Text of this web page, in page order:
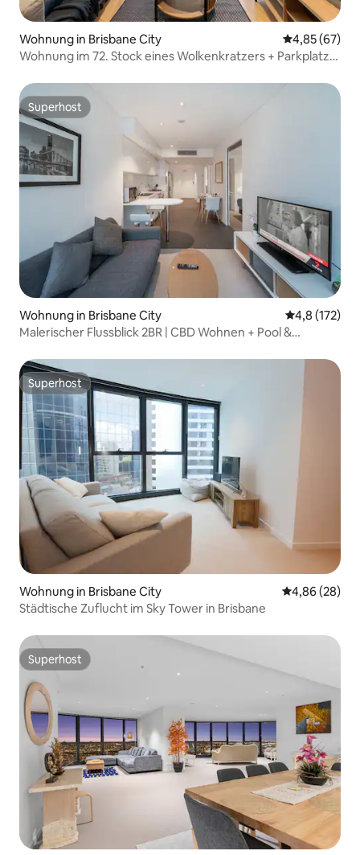
Wohnung in Brisbane City
4,85 (67)
Wohnung im 72. Stock eines Wolkenkratzers + Parkplatz,
Superhost
Superhost
Wohnung in Brisbane City
4,8 (172)
Malerischer Flussblick 2BR | CBD Wohnen + Pool &
Superhost
Superhost
Wohnung in Brisbane City
4,86 (28)
Städtische Zuflucht im Sky Tower in Brisbane
Superhost
Superhost